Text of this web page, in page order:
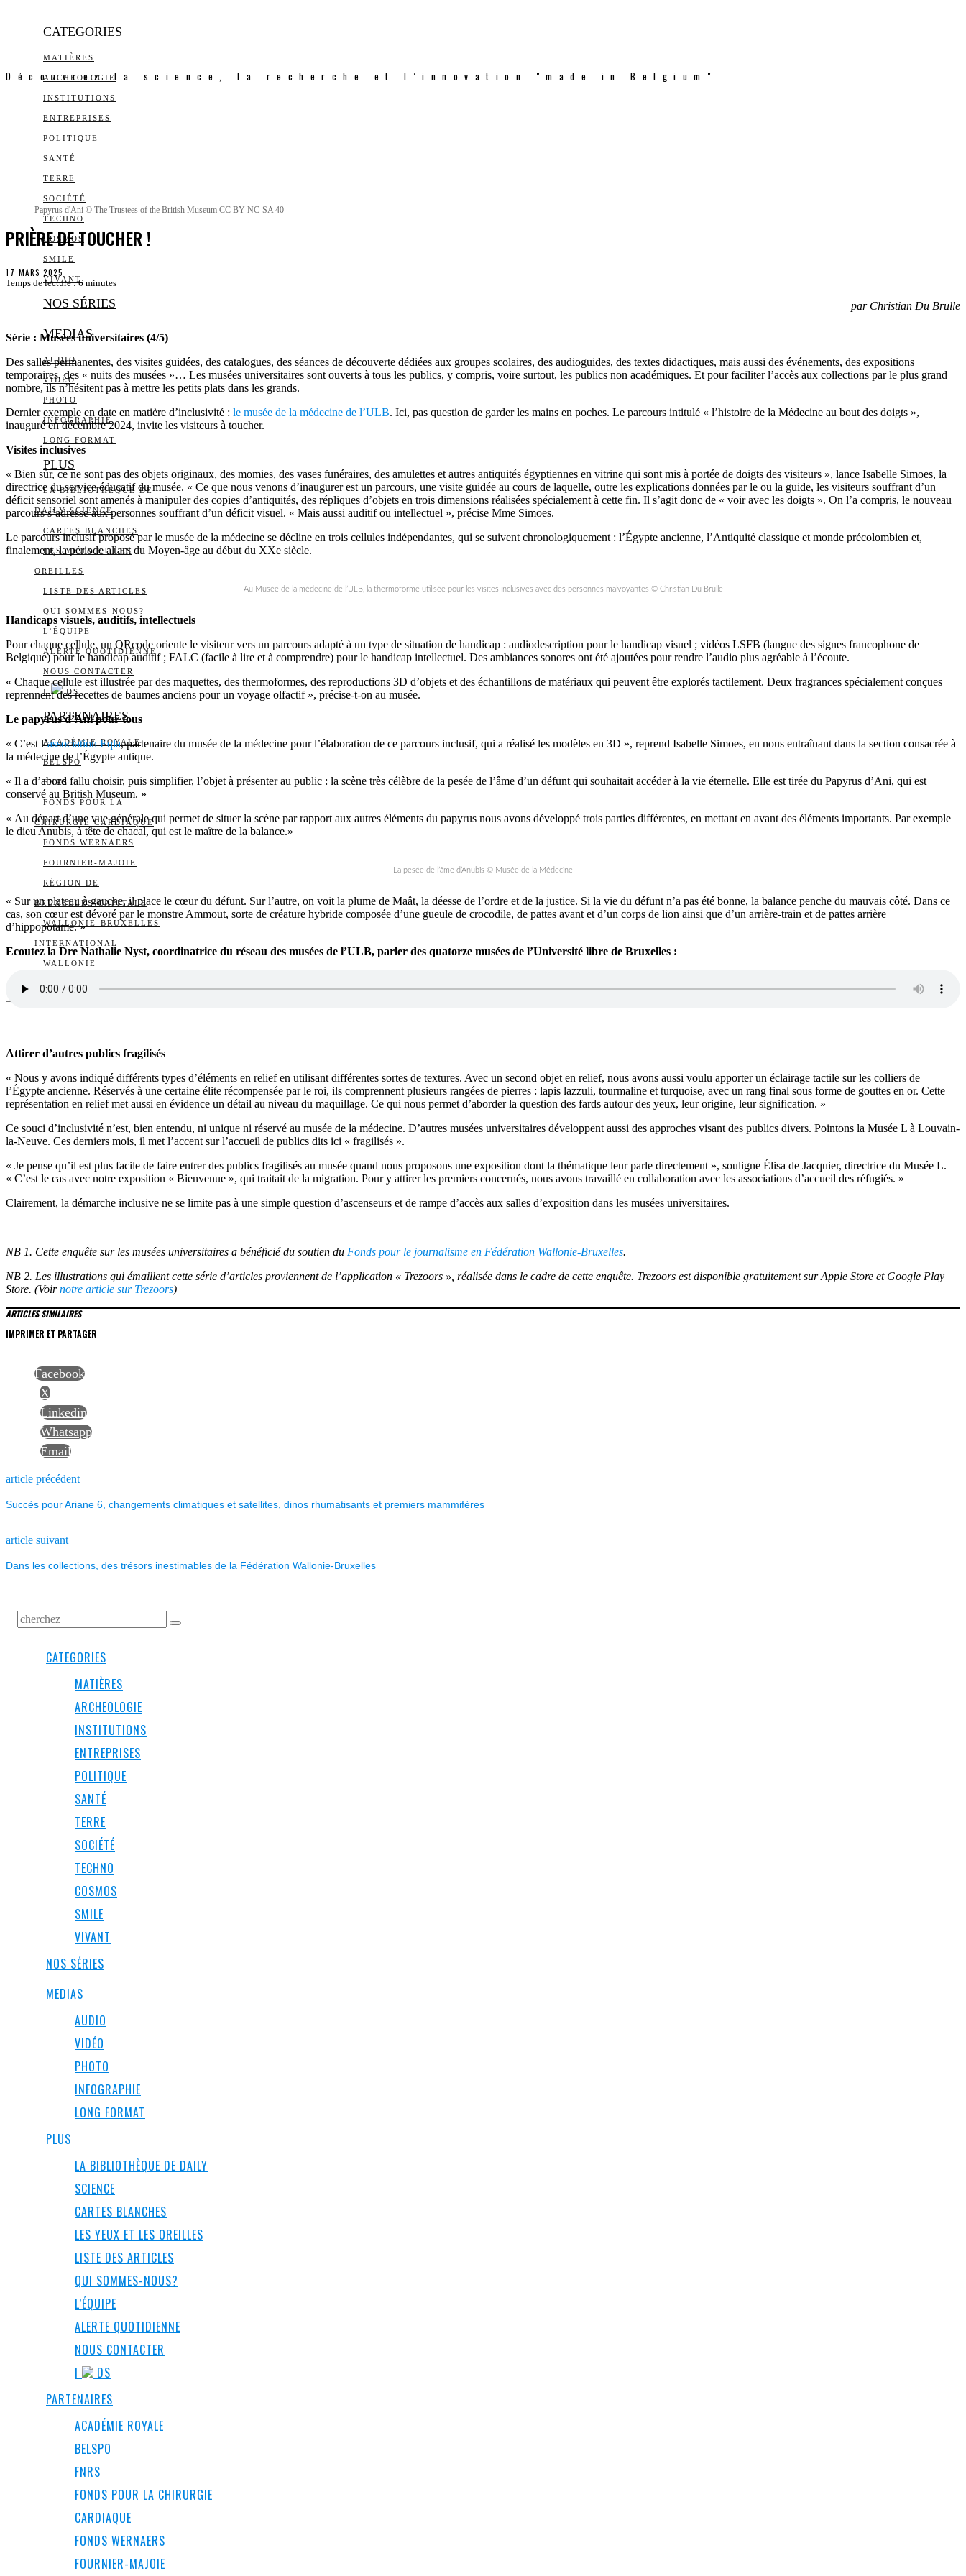
CATEGORIES
MATIÈRES
ARCHEOLOGIE
INSTITUTIONS
ENTREPRISES
POLITIQUE
SANTÉ
TERRE
SOCIÉTÉ
TECHNO
COSMOS
SMILE
VIVANT
NOS SÉRIES
MEDIAS
AUDIO
VIDÉO
PHOTO
INFOGRAPHIE
LONG FORMAT
PLUS
LA BIBLIOTHÈQUE DE
DAILY SCIENCE
CARTES BLANCHES
LES YEUX ET LES
OREILLES
LISTE DES ARTICLES
QUI SOMMES-NOUS?
L’ÉQUIPE
ALERTE QUOTIDIENNE
NOUS CONTACTER
I DS
PARTENAIRES
ACADÉMIE ROYALE
BELSPO
FNRS
FONDS POUR LA
CHIRURGIE CARDIAQUE
FONDS WERNAERS
FOURNIER-MAJOIE
RÉGION DE
BRUXELLES-CAPITALE
WALLONIE-BRUXELLES
INTERNATIONAL
WALLONIE
Découvrez la science, la recherche et l’innovation "made in Belgium"
Papyrus d'Ani © The Trustees of the British Museum CC BY-NC-SA 40
PRIÈRE DE TOUCHER !
17 MARS 2025
Temps de lecture :6 minutes
par Christian Du Brulle
Série : Musées universitaires (4/5)
Des salles permanentes, des visites guidées, des catalogues, des séances de découverte dédiées aux groupes scolaires, des audioguides, des textes didactiques, mais aussi des événements, des expositions
temporaires, des « nuits des musées »… Les musées universitaires sont ouverts à tous les publics, y compris, voire surtout, les publics non académiques. Et pour faciliter l’accès aux collections par le plus grand
nombre, ils n’hésitent pas à mettre les petits plats dans les grands.
Dernier exemple en date en matière d’inclusivité : le musée de la médecine de l’ULB. Ici, pas question de garder les mains en poches. Le parcours intitulé « l’histoire de la Médecine au bout des doigts »,
inauguré en décembre 2024, invite les visiteurs à toucher.
Visites inclusives
« Bien sûr, ce ne sont pas des objets originaux, des momies, des vases funéraires, des amulettes et autres antiquités égyptiennes en vitrine qui sont mis à portée de doigts des visiteurs », lance Isabelle Simoes, la
directrice du service éducatif du musée. « Ce que nous venons d’inaugurer est un parcours, une visite guidée au cours de laquelle, outre les explications données par le ou la guide, les visiteurs souffrant d’un
déficit sensoriel sont amenés à manipuler des copies d’antiquités, des répliques d’objets en trois dimensions réalisées spécialement à cette fin. Il s’agit donc de « voir avec les doigts ». On l’a compris, le nouveau
parcours s’adresse aux personnes souffrant d’un déficit visuel. « Mais aussi auditif ou intellectuel », précise Mme Simoes.
Le parcours inclusif proposé par le musée de la médecine se décline en trois cellules indépendantes, qui se suivent chronologiquement : l’Égypte ancienne, l’Antiquité classique et monde précolombien et,
finalement, la période allant du Moyen-âge au début du XXe siècle.
Au Musée de la médecine de l’ULB, la thermoforme utilisée pour les visites inclusives avec des personnes malvoyantes © Christian Du Brulle
Handicaps visuels, auditifs, intellectuels
Pour chaque cellule, un QRcode oriente le visiteur vers un parcours adapté à un type de situation de handicap : audiodescription pour le handicap visuel ; vidéos LSFB (langue des signes francophone de
Belgique) pour le handicap auditif ; FALC (facile à lire et à comprendre) pour le handicap intellectuel. Des ambiances sonores ont été ajoutées pour rendre l’audio plus agréable à l’écoute.
« Chaque cellule est illustrée par des maquettes, des thermoformes, des reproductions 3D d’objets et des échantillons de matériaux qui peuvent être explorés tactilement. Deux fragrances spécialement conçues
reprennent des recettes de baumes anciens pour un voyage olfactif », précise-t-on au musée.
Le papyrus d’Ani pour tous
« C’est l’association Eqla, partenaire du musée de la médecine pour l’élaboration de ce parcours inclusif, qui a réalisé les modèles en 3D », reprend Isabelle Simoes, en nous entraînant dans la section consacrée à
la médecine de l’Égypte antique.
« Il a d’abord fallu choisir, puis simplifier, l’objet à présenter au public : la scène très célèbre de la pesée de l’âme d’un défunt qui souhaitait accéder à la vie éternelle. Elle est tirée du Papyrus d’Ani, qui est
conservé au British Museum. »
« Au départ d’une vue générale qui permet de situer la scène par rapport aux autres éléments du papyrus nous avons développé trois parties différentes, en mettant en avant des éléments importants. Par exemple
le dieu Anubis, à tête de chacal, qui est le maître de la balance.»
La pesée de l’âme d’Anubis © Musée de la Médecine
« Sur un plateau à gauche, il place le cœur du défunt. Sur l’autre, on voit la plume de Maât, la déesse de l’ordre et de la justice. Si la vie du défunt n’a pas été bonne, la balance penche du mauvais côté. Dans ce
cas, son cœur est dévoré par le monstre Ammout, sorte de créature hybride composée d’une gueule de crocodile, de pattes avant et d’un corps de lion ainsi que d’un arrière-train et de pattes arrière
d’hippopotame. »
Ecoutez la Dre Nathalie Nyst, coordinatrice du réseau des musées de l’ULB, parler des quatorze musées de l’Université libre de Bruxelles :
Attirer d’autres publics fragilisés
« Nous y avons indiqué différents types d’éléments en relief en utilisant différentes sortes de textures. Avec un second objet en relief, nous avons aussi voulu apporter un éclairage tactile sur les colliers de
l’Égypte ancienne. Réservés à une certaine élite récompensée par le roi, ils comprennent plusieurs rangées de pierres : lapis lazzuli, tourmaline et turquoise, avec un rang final sous forme de gouttes en or. Cette
représentation en relief met aussi en évidence un détail au niveau du maquillage. Ce qui nous permet d’aborder la question des fards autour des yeux, leur origine, leur signification. »
Ce souci d’inclusivité n’est, bien entendu, ni unique ni réservé au musée de la médecine. D’autres musées universitaires développent aussi des approches visant des publics divers. Pointons la Musée L à Louvain-
la-Neuve. Ces derniers mois, il met l’accent sur l’accueil de publics dits ici « fragilisés ».
« Je pense qu’il est plus facile de faire entrer des publics fragilisés au musée quand nous proposons une exposition dont la thématique leur parle directement », souligne Élisa de Jacquier, directrice du Musée L.
« C’est le cas avec notre exposition « Bienvenue », qui traitait de la migration. Pour y attirer les premiers concernés, nous avons travaillé en collaboration avec les associations d’accueil des réfugiés. »
Clairement, la démarche inclusive ne se limite pas à une simple question d’ascenseurs et de rampe d’accès aux salles d’exposition dans les musées universitaires.
NB 1. Cette enquête sur les musées universitaires a bénéficié du soutien du Fonds pour le journalisme en Fédération Wallonie-Bruxelles.
NB 2. Les illustrations qui émaillent cette série d’articles proviennent de l’application « Trezoors », réalisée dans le cadre de cette enquête. Trezoors est disponible gratuitement sur Apple Store et Google Play
Store. (Voirnotre article sur Trezoors)
ARTICLES SIMILAIRES
IMPRIMER ET PARTAGER
Facebook
X
Linkedin
Whatsapp
Email
NAVIGATION
DE
L’ARTICLE
article précédentPrevious
Succès pour Ariane 6, changements climatiques et satellites, dinos rhumatisants et premiers mammifères
article suivantNext
Dans les collections, des trésors inestimables de la Fédération Wallonie-Bruxelles
CATEGORIES
MATIÈRES
ARCHEOLOGIE
INSTITUTIONS
ENTREPRISES
POLITIQUE
SANTÉ
TERRE
SOCIÉTÉ
TECHNO
COSMOS
SMILE
VIVANT
NOS SÉRIES
MEDIAS
AUDIO
VIDÉO
PHOTO
INFOGRAPHIE
LONG FORMAT
PLUS
LA BIBLIOTHÈQUE DE DAILY
SCIENCE
CARTES BLANCHES
LES YEUX ET LES OREILLES
LISTE DES ARTICLES
QUI SOMMES-NOUS?
L’ÉQUIPE
ALERTE QUOTIDIENNE
NOUS CONTACTER
I
DS
PARTENAIRES
ACADÉMIE ROYALE
BELSPO
FNRS
FONDS POUR LA CHIRURGIE
CARDIAQUE
FONDS WERNAERS
FOURNIER-MAJOIE